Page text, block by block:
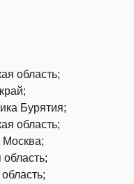
область;
Бурятия;
область;